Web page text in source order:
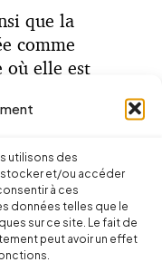
utilisons des
et/ou accéder
à ces
données telles que le
sur ce site. Le fait de
peut avoir un effet
que la
comme
où elle est
à
de travail est
inhérent au
penser